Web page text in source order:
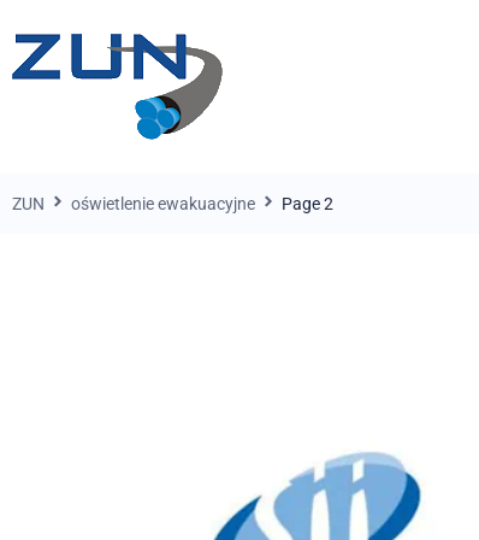
ZUN oświetlenie ewakuacyjne Page 2